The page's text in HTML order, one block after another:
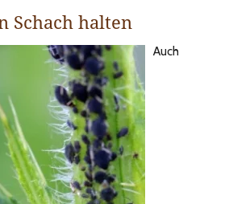
Schach halten
Auch